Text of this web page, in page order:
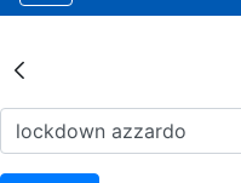
Risultati